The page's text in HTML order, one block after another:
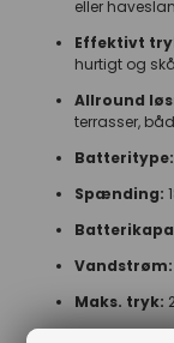
eller
Effektivt
hurtigt og
Allround
terrasser,
Batteritype:
Spænding:
Vandstrøm:
Maks. tryk: